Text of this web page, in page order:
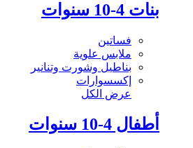
بنات 4-10 سنوات
فساتين
ملابس علوية
بناطيل وشورت وتنانير
إكسسوارات
عرض الكل
أطفال 4-10 سنوات